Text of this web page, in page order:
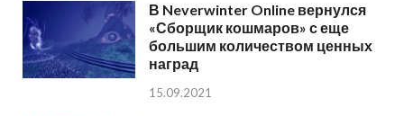
В Neverwinter Online вернулся
«Сборщик кошмаров» с еще
большим количеством ценных
наград
15.09.2021